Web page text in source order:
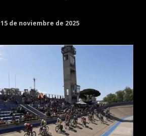
15 de noviembre de 2025